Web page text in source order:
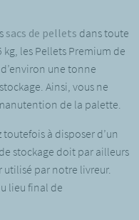
sacs de pellets dans toute
les Pellets Premium de
une tonne
Ainsi, vous ne
de la palette.
à disposer d’un
de stockage doit par ailleurs
par notre livreur.
lieu final de